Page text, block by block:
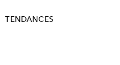
TENDANCES